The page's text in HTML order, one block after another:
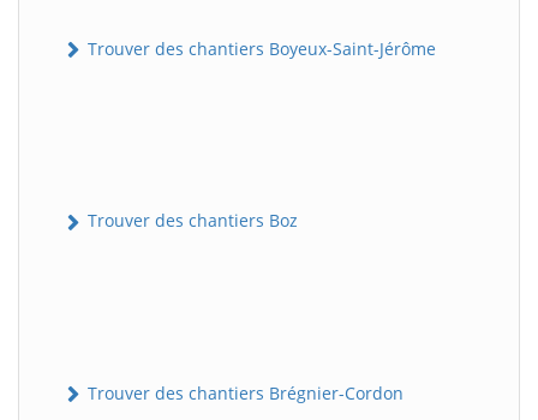
Trouver des chantiers Boyeux-Saint-Jérôme
Trouver des chantiers Boz
Trouver des chantiers Brégnier-Cordon